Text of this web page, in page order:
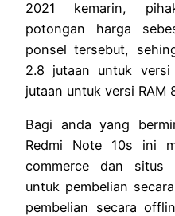
2021 kemarin,
potongan harga
ponsel tersebut,
2.8 jutaan untuk
jutaan untuk versi RAM
Bagi anda yang
Redmi Note 10s ini
commerce dan situs
untuk pembelian
pembelian secara